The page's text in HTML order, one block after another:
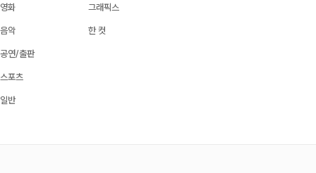
영화
음악
공연/출판
스포츠
일반
그래픽스
한 컷